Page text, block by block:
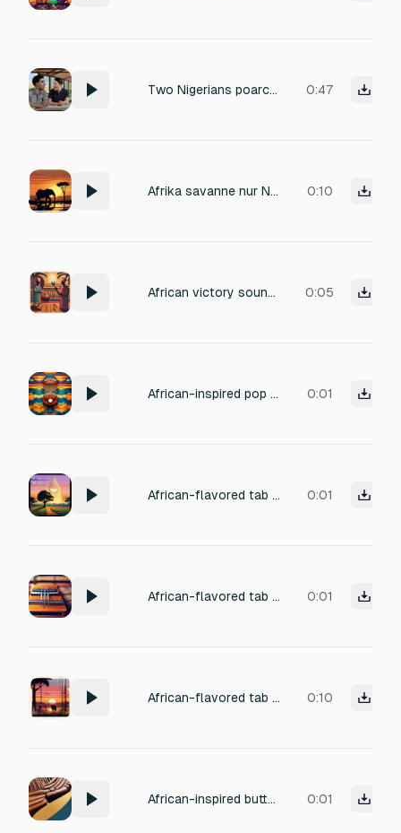
Two Nigerians poarchers has one is 23 year-old and the other is 20 year old animals caged has the poarchers laughing and continue laughing has the 23 year old lift his head up laughing and keep it up 0:47
Afrika savanne nur Natur 0:10
African victory sound: bright talking drum roll, cheerful kalimba flourish, subtle shakers, energetic 0:05
African-inspired pop sound for closing/cancelling: soft kalimba pluck, muted shaker, gentle fade, 0:01
African-flavored tab switch sound with light kalimba glide, soft pizzicato string, subtle percussion shimmer. 0:01
African-flavored tab switch sound with light kalimba glide, soft pizzicato string, subtle percussion shimmer. 0:01
African-flavored tab switch sound with light kalimba glide, soft pizzicato string, subtle percussion shimmer. 0:10
African-inspired button tap with soft wood click, subtle marimba pluck, gentle wind chime accent 0:01